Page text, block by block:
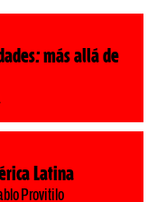
más allá de
Latina
Provitilo